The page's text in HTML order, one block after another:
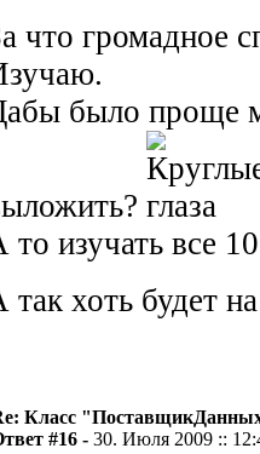
что громадное
было проще
то изучать все
так хоть будет
Класс
#16 - 30. Июля 2009 ::